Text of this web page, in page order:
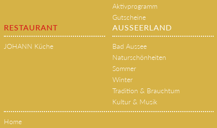
Aktivprogramm
Gutscheine
RESTAURANT
JOHANN Küche
AUSSEERLAND
Bad Aussee
Naturschönheiten
Sommer
Winter
Tradition & Brauchtum
Kultur & Musik
Home